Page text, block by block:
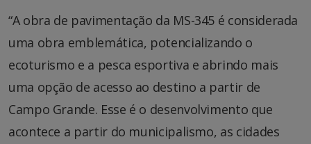
“A obra de pavimentação da MS-345 é considerada
uma obra emblemática, potencializando o
ecoturismo e a pesca esportiva e abrindo mais
uma opção de acesso ao destino a partir de
Campo Grande. Esse é o desenvolvimento que
acontece a partir do municipalismo, as cidades